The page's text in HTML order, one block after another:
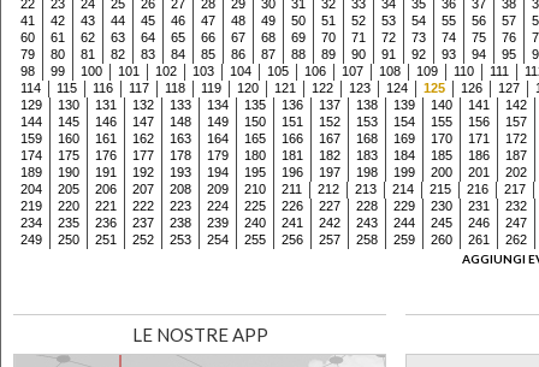
22 23 24 25 26 27 28 29 30 31 32 33 34 35 36 37 38
41
42 43 44 45 46 47 48 49 50 51 52 53 54 55 56 57
60
61 62 63 64 65 66 67 68 69 70 71 72 73 74 75 76
79
80 81 82 83 84 85 86 87 88 89 90 91 92 93 94 95
98
99 100 101 102 103 104 105 106 107 108 109 110 111
114
115 116 117 118 119 120 121 122 123 124 125 126 127
129
130 131 132 133 134 135 136 137 138 139 140 141
142
144
145 146 147 148 149 150 151 152 153 154 155 156
157
159
160 161 162 163 164 165 166 167 168 169 170 171
172
174
175 176 177 178 179 180 181 182 183 184 185 186
187
189
190 191 192 193 194 195 196 197 198 199 200 201
202
204
205 206 207 208 209 210 211 212 213 214 215 216
217
219
220 221 222 223 224 225 226 227 228 229 230 231
232
234
235 236 237 238 239 240 241 242 243 244 245 246
247
249
250 251 252 253 254 255 256 257 258 259 260 261
262
AGGIUNGI
LE NOSTRE APP